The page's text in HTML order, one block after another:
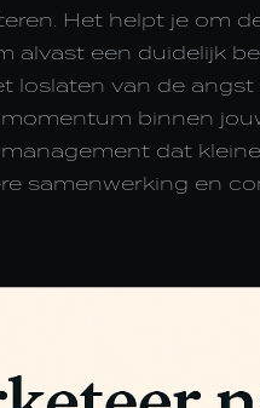
Het helpt je om
alvast een duidelijk
loslaten van de
binnen
dat
samenwerking en